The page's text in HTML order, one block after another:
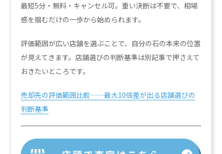
最短5分・無料・キャンセル可。重い決断は不要で、相場
感を掴むだけの一歩から始められます。
評価範囲が広い店舗を選ぶことで、自分の石の本来の位置
が見えてきます。店舗選びの判断基準は別記事で押さえて
おきたいところです。
売却先の評価範囲比較——最大10倍差が出る店舗選びの
判断基準